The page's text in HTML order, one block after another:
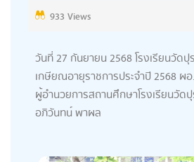
933 Views
วันที่ 27 กันยายน 2568 โรงเรียนวัด
เกษียณอายุราชการประจำปี 2568 ผ
ผู้อำนวยการสถานศึกษาโรงเรียนวั
อภิวันทน์ พาผล